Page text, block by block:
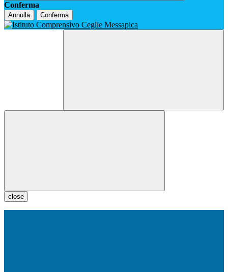
Conferma
Annulla Conferma
close